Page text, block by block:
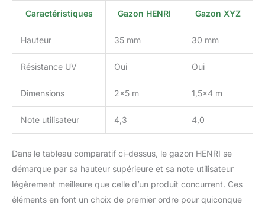
Caractéristiques Gazon HENRI Gazon XYZ
Hauteur 35 mm 30 mm
Résistance UV Oui Oui
Dimensions 2×5 m 1,5×4 m
Note utilisateur 4,3 4,0
Dans le tableau comparatif ci-dessus, le gazon HENRI se
démarque par sa hauteur supérieure et sa note utilisateur
légèrement meilleure que celle d’un produit concurrent. Ces
éléments en font un choix de premier ordre pour quiconque